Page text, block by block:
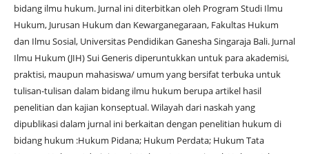
bidang ilmu hukum. Jurnal ini diterbitkan oleh Program Studi Ilmu
Hukum, Jurusan Hukum dan Kewarganegaraan, Fakultas Hukum
dan Ilmu Sosial, Universitas Pendidikan Ganesha Singaraja Bali. Jurnal
Ilmu Hukum (JIH) Sui Generis diperuntukkan untuk para akademisi,
praktisi, maupun mahasiswa/ umum yang bersifat terbuka untuk
tulisan-tulisan dalam bidang ilmu hukum berupa artikel hasil
penelitian dan kajian konseptual. Wilayah dari naskah yang
dipublikasi dalam jurnal ini berkaitan dengan penelitian hukum di
bidang hukum :Hukum Pidana; Hukum Perdata; Hukum Tata